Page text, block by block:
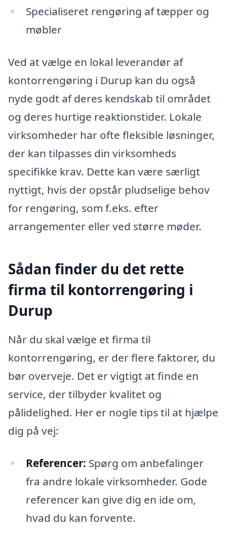
Specialiseret rengøring af tæpper og
møbler
Ved at vælge en lokal leverandør af
kontorrengøring i Durup kan du også
nyde godt af deres kendskab til området
og deres hurtige reaktionstider. Lokale
virksomheder har ofte fleksible løsninger,
der kan tilpasses din virksomheds
specifikke krav. Dette kan være særligt
nyttigt, hvis der opstår pludselige behov
for rengøring, som f.eks. efter
arrangementer eller ved større møder.
Sådan finder du det rette
firma til kontorrengøring i
Durup
Når du skal vælge et firma til
kontorrengøring, er der flere faktorer, du
bør overveje. Det er vigtigt at finde en
service, der tilbyder kvalitet og
pålidelighed. Her er nogle tips til at hjælpe
dig på vej:
Referencer: Spørg om anbefalinger
fra andre lokale virksomheder. Gode
referencer kan give dig en ide om,
hvad du kan forvente.